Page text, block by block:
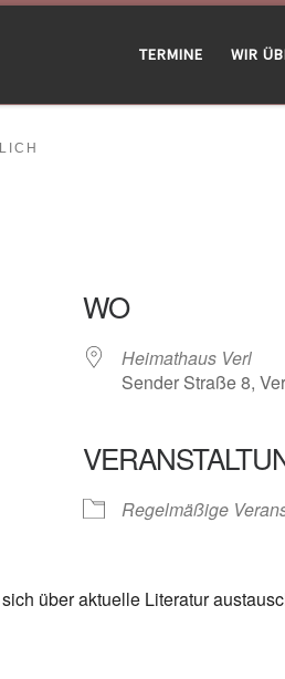
TERMINE WIR
Kalender
WO
Heimathaus Verl
Sender Straße 8,
Regelmäßige
über aktuelle Literatur